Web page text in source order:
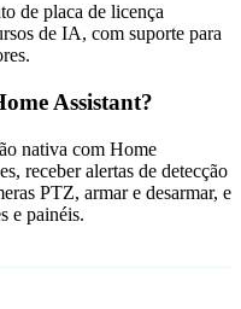
de placa de licença
de IA, com suporte para
Assistant?
nativa com Home
receber alertas de detecção
PTZ, armar e desarmar, e
e painéis.